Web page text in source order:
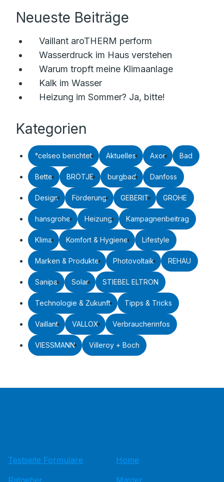
Neueste Beiträge
Vaillant aroTHERM perform
Wasserdruck im Haus verstehen
Warum tropft meine Klimaanlage
Kalk im Wasser
Heizung im Sommer? Ja, bitte!
Kategorien
°celseo berichtet Aktuelles Axor Bad
Bette BRÖTJE burgbad Danfoss
Design Förderung GEBERIT GROHE
hansgrohe Heizung Kampagnenbeitrag
Klima Komfort & Hygiene Lifestyle
Marken & Produkte Photovoltaik REHAU
Sanipa Solar STIEBEL ELTRON
Technologie & Zukunft Tipps & Tricks
Vaillant VALLOX Verbraucherinfos
VIESSMANN Villeroy + Boch
Testseite Formulare
Home